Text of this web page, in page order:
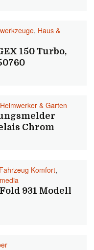
, Haus &
150 Turbo,
Heimwerker & Garten
Chrom
Fahrzeug Komfort,
931 Modell